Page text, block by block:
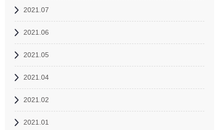
2021.07
2021.06
2021.05
2021.04
2021.02
2021.01